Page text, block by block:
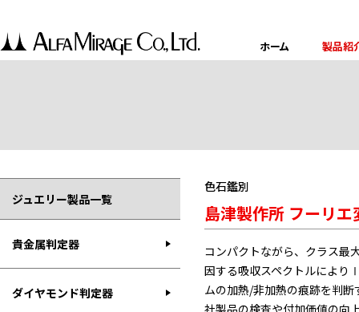
ホーム 製品紹
ジュエリー製品一覧
貴金属判定器
ダイヤモンド判定器
色石鑑別
島津製作所 フーリ
コンパクトながら、クラス最
因する吸収スペクトルにより
ムの加熱/非加熱の痕跡を判
社製品の検査や付加価値の向